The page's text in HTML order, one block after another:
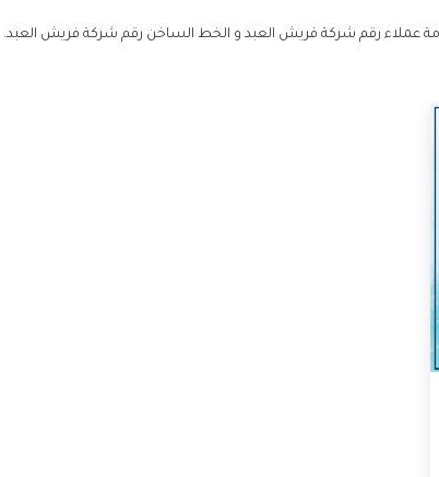
عملاء رقم شركة فريش العبد و الخط الساخن رقم شركة فريش العبد.